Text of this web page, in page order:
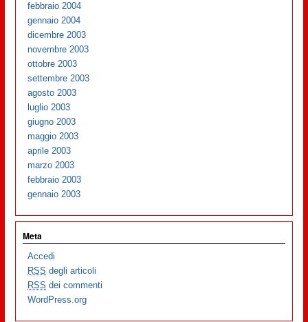
febbraio 2004
gennaio 2004
dicembre 2003
novembre 2003
ottobre 2003
settembre 2003
agosto 2003
luglio 2003
giugno 2003
maggio 2003
aprile 2003
marzo 2003
febbraio 2003
gennaio 2003
Meta
Accedi
RSS degli articoli
RSS dei commenti
WordPress.org